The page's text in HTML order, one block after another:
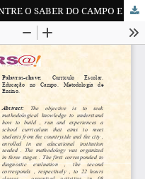
É POSSIVEL EXISTIR DIÁLAGO ENTRE O SABER DO CAMPO E O SABER ESCOLAR, POR MEIO DO CURRÍCULO?